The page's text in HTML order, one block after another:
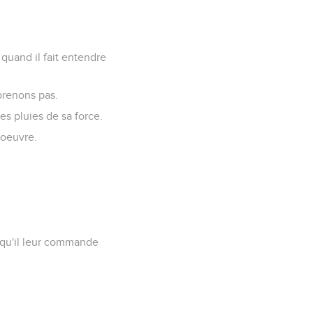
il fait entendre
pas.
pluies de sa force.
leur commande